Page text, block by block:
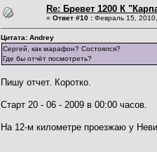
Re: Бревет 1200 К
« Ответ #10 : Февраль 15,
Цитата: Andrey
Сергей, как марафон? Состоялся?
Где бы отчёт посмотреть?
Пишу отчет. Коротко.
Старт 20 - 06 - 2009 в 00:00 часов.
На 12-м километре проезжаю у